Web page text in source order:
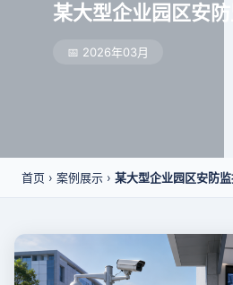
某大型企业园区安防
📅 2026年03月
首页 › 案例展示 › 某大型企业园区安防